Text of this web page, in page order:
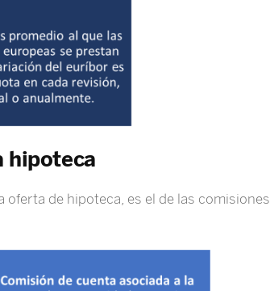
hipoteca
de hipoteca, es el de las comisiones